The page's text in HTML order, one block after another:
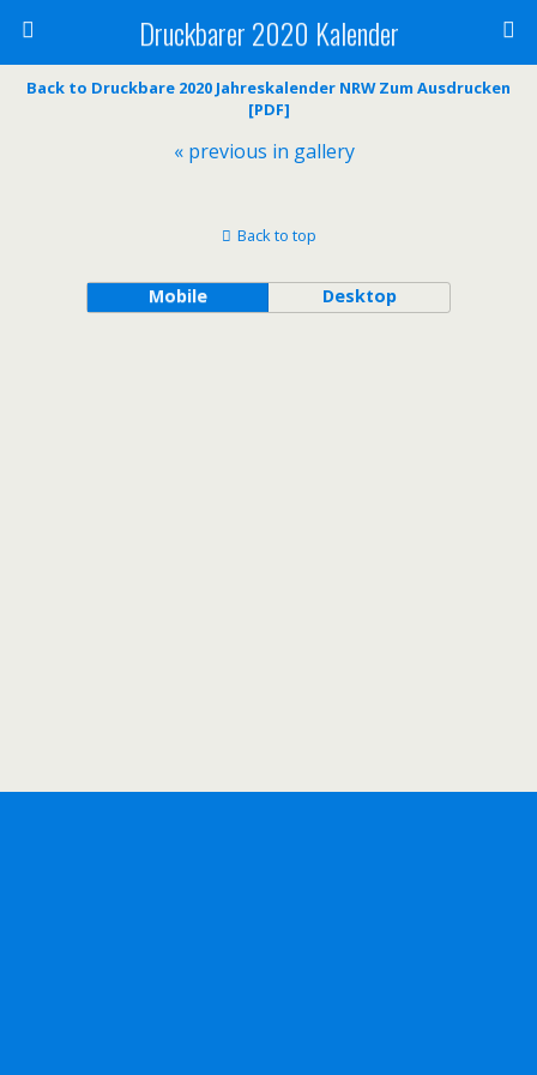
Druckbarer 2020 Kalender
Back to Druckbare 2020 Jahreskalender NRW Zum Ausdrucken
[PDF]
« previous in gallery
Back to top
Mobile Desktop